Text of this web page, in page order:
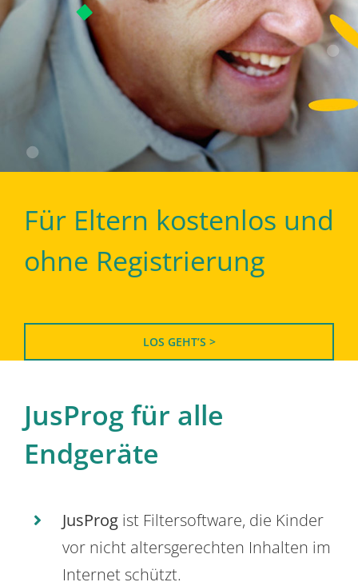
Für Eltern kostenlos und
ohne Registrierung
LOS GEHT’S >
JusProg für alle
Endgeräte
JusProg ist Filtersoftware, die Kinder
vor nicht altersgerechten Inhalten im
Internet schützt.